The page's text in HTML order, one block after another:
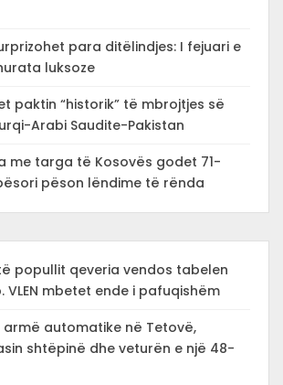
para ditëlindjes: I fejuari e
luksoze
paktin “historik” të mbrojtjes së
Arabi Saudite-Pakistan
me targa të Kosovës godet 71-
pëson lëndime të rënda
popullit qeveria vendos tabelen
VLEN mbetet ende i pafuqishëm
armë automatike në Tetovë,
shtëpinë dhe veturën e një 48-